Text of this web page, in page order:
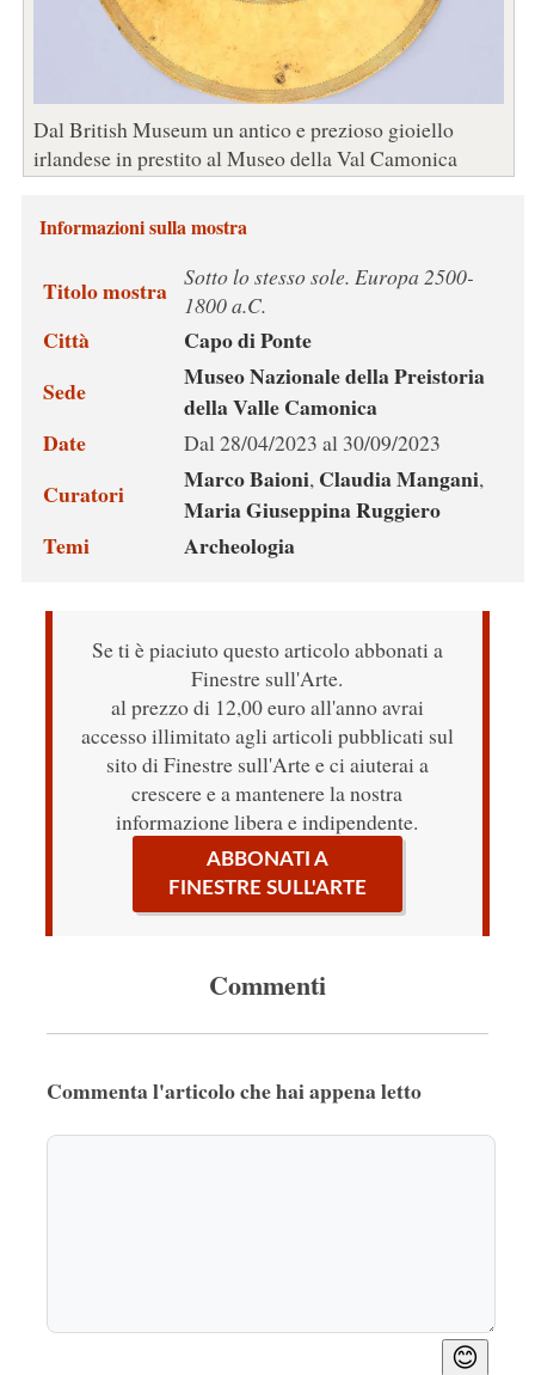
Dal British Museum un antico e prezioso gioiello
irlandese in prestito al Museo della Val Camonica
Informazioni sulla mostra
Titolo mostra Sotto lo stesso sole. Europa 2500-
1800 a.C.
Città
Capo di Ponte
Sede
Museo Nazionale della Preistoria
della Valle Camonica
Date
Dal 28/04/2023 al 30/09/2023
Curatori Marco Baioni, Claudia Mangani,
Maria Giuseppina Ruggiero
Temi
Archeologia
Se ti è piaciuto questo articolo abbonati a
Finestre sull'Arte.
al prezzo di 12,00 euro all'anno avrai
accesso illimitato agli articoli pubblicati sul
sito di Finestre sull'Arte e ci aiuterai a
crescere e a mantenere la nostra
informazione libera e indipendente.
ABBONATI A
FINESTRE SULL'ARTE
Commenti
Commenta l'articolo che hai appena letto
😊